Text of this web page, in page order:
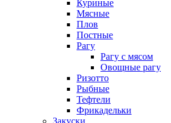
Куриные
Мясные
Плов
Постные
Рагу
Рагу с мясом
Овощные рагу
Ризотто
Рыбные
Тефтели
Фрикадельки
Закуски